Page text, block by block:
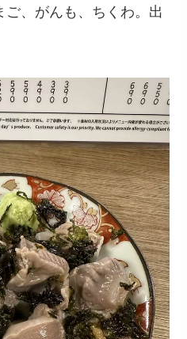
ご、がんも、ちくわ。出